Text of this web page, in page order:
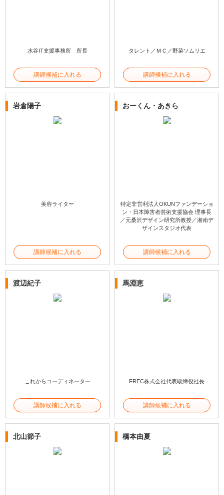
水谷IT支援事務所 所長
講師候補に入れる
タレント／ＭＣ／野菜ソムリエ
講師候補に入れる
岩倉陽子
美容ライター
講師候補に入れる
おーくん・あきら
特定非営利法人OKUNファンデーショ
ン・日本障害者芸術支援協会 理事長
／元桑沢デザイン研究所教授／湘南デ
ザインスタジオ代表
講師候補に入れる
渡辺紀子
これからコーディネーター
講師候補に入れる
馬淵恵
FREC株式会社代表取締役社長
講師候補に入れる
北山節子 橋本由夏